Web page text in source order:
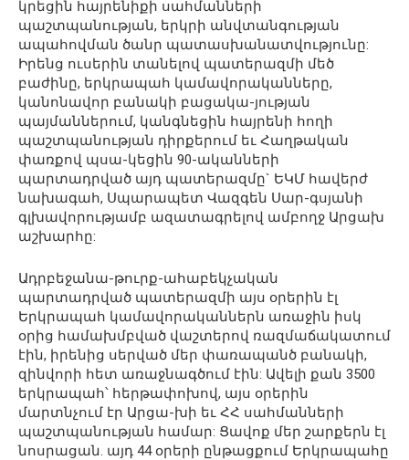
կրեցին հայրենիքի սահմանների
պաշտպանության, երկրի անվտանգության
ապահովման ծանր պատասխանատվությունը:
Իրենց ուսերին տանելով պատերազմի մեծ
բաժինը, երկրապահ կամավորականները,
կանոնավոր բանակի բացակա-յության
պայմաններում, կանգնեցին հայրենի հողի
պաշտպանության դիրքերում եւ Հաղթական
փառքով պսա-կեցին 90-ականների
պարտադրված այդ պատերազմը` ԵԿՄ հավերժ
նախագահ, Սպարապետ Վազգեն Սար-գսյանի
գլխավորությամբ ազատագրելով ամբողջ Արցախ
աշխարհը:
Ադրբեջանա-թուրք-ահաբեկչական
պարտադրված պատերազմի այս օրերին էլ
Երկրապահ կամավորականներն առաջին իսկ
օրից համախմբված վաշտերով ռազմաճակատում
էին, իրենից սերված մեր փառապանծ բանակի,
զինվորի հետ առաջնագծում էին: Ավելի քան 3500
երկրապահ՝ հերթափոխով, այս օրերին
մարտնչում էր Արցա-խի եւ ՀՀ սահմանների
պաշտպանության համար: Ցավոք մեր շարքերն էլ
նոսրացան. այդ 44 օրերի ընթացքում Երկրապահը